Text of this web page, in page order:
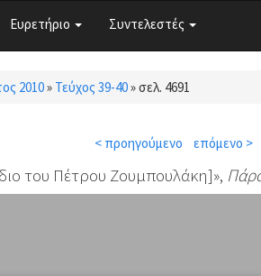
Ευρετήριο Συντελεστές
2010» Τεύχος 39-40»σελ. 4691
< προηγούμενο επόμενο >
του Πέτρου Ζουμπουλάκη]»,